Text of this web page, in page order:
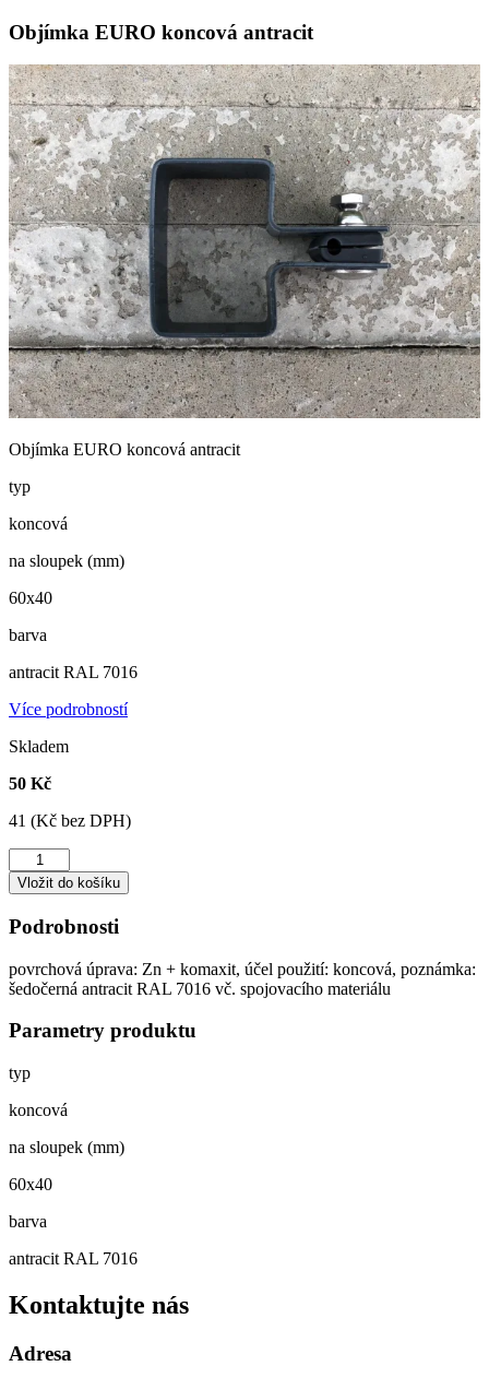
Objímka EURO koncová antracit
Objímka EURO koncová antracit
typ
koncová
na sloupek (mm)
60x40
barva
antracit RAL 7016
Více podrobností
Skladem
50 Kč
41 (Kč bez DPH)
Objímka
EURO
koncová
antracit
množství
Vložit do košíku
Podrobnosti
povrchová úprava: Zn + komaxit, účel použití: koncová, poznámka:
šedočerná antracit RAL 7016 vč. spojovacího materiálu
Parametry produktu
typ
koncová
na sloupek (mm)
60x40
barva
antracit RAL 7016
Kontaktujte nás
Adresa